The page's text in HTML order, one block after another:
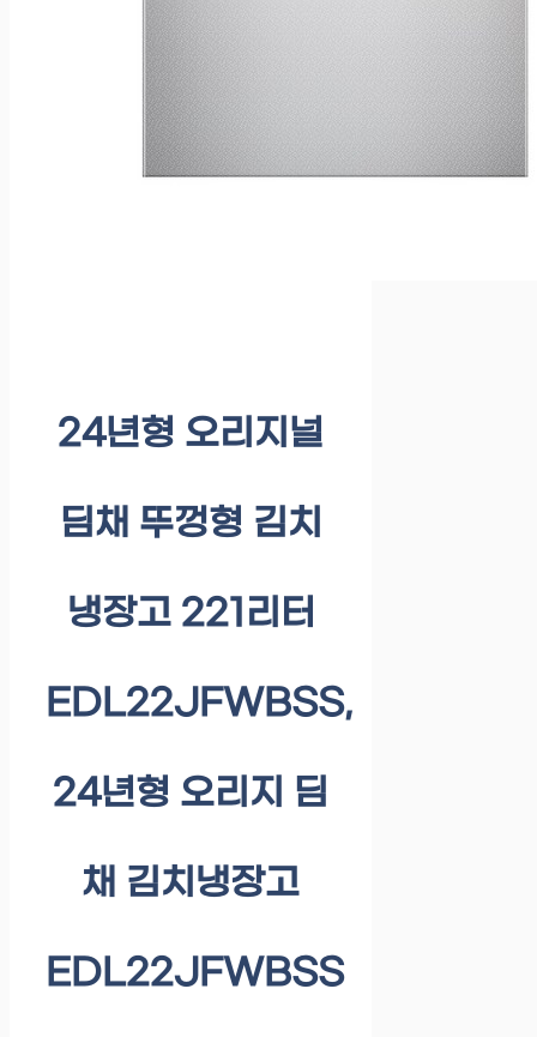
24년형 오리지널
딤채 뚜껑형 김치
냉장고 221리터
EDL22JFWBSS,
24년형 오리지 딤
채 김치냉장고
EDL22JFWBSS